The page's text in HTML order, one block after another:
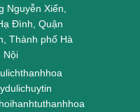
Nguyễn Xiển,
Đình, Quận
Thành phố Hà
Nội